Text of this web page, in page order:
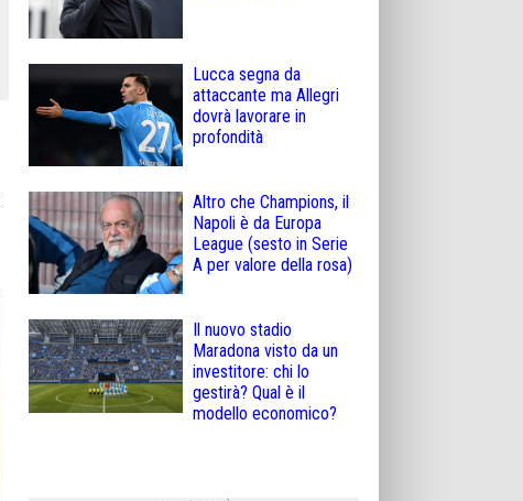
Lucca segna da
attaccante ma Allegri
dovrà lavorare in
profondità
Altro che Champions, il
Napoli è da Europa
League (sesto in Serie
A per valore della rosa)
Il nuovo stadio
Maradona visto da un
investitore: chi lo
gestirà? Qual è il
modello economico?